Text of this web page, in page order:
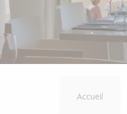
Accueil